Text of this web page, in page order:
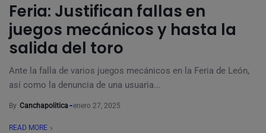
Feria: Justifican fallas en
juegos mecánicos y hasta la
salida del toro
Ante la falla de varios juegos mecánicos en la Feria de León,
así como la denuncia de una usuaria...
By Canchapolitica enero 27, 2025
READ MORE